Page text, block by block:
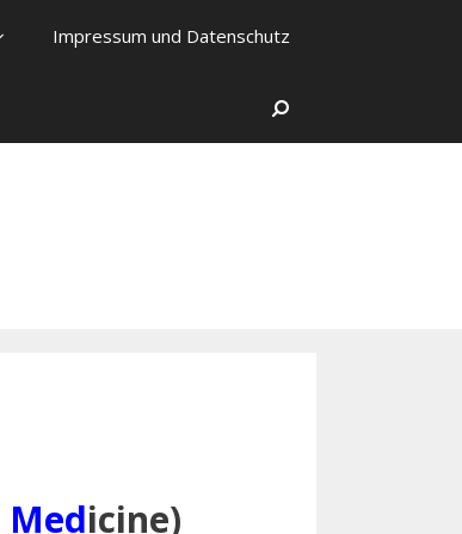
Impressum und Datenschutz
Search
Medicine)